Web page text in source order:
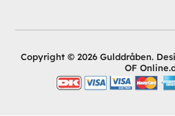
Copyright © 2026 Gulddråben.
OF